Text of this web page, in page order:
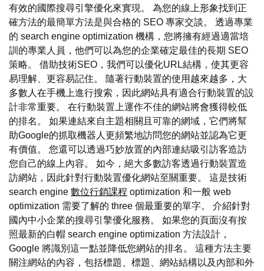
有效的國際搜尋引擎優化來實現。 為您的線上形象找到正
確方法的最簡單方法是與合格的 SEO 專家交談。 透過專業
的 search engine optimization 機構，您將擁有經過適當培
訓的專業人員，他們可以為您的企業確定最佳的長期 SEO
策略。 借助技術SEO，我們可以優化URL結構，使其更容
易理解、更容易記住。 隨著行動裝置的使用越來越多，大
多數人在手機上進行搜索，因此網站具有適合行動裝置的設
計非常重要。 在行動裝置上運作不佳的網站將會獲得較低
的排名。 如果連結來自主題相關且可靠的網域，它們將幫
助Google的抓取機器人更頻繁地訪問您的網站並認為它更
有價值。 您還可以透過巧妙放置的內部連結吸引訪客造訪
您自己的線上內容。 如今，絕大多數訪客透過行動裝置造
訪網站，因此針對行動裝置優化網站至關重要。 這是技術
search engine 數位行銷課程 optimization 和一般 web
optimization 需要了解的 three 個最重要的單字。 介紹針對
國內中小企業的搜尋引擎優化服務。 如果您的頁面沒有按
照最新的白帽 search engine optimization 方法設計，
Google 將識別這一點並降低您網站的排名。 這種方法主要
關注網站的內容，包括標題、標題、網站結構以及內部和外